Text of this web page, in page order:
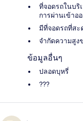
ที่จอดรถในบริ
การผ่านเข้าอ
มีที่จอดรถที่สะ
จำกัดความสูง
ข้อมูลอื่นๆ
ปลอดบุหรี่
???